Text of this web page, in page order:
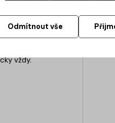
mají
vždy.
Odmítnout vše